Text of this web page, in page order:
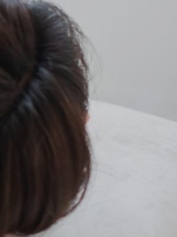
ビナシスでは、肩こ
ステサービスを提供
は、漢方薬草の蒸気